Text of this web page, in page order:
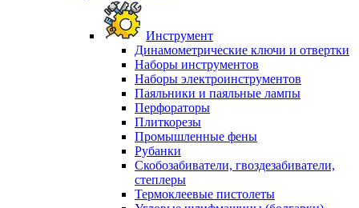
Инструмент
Динамометрические ключи и отвертки
Наборы инструментов
Наборы электроинструментов
Паяльники и паяльные лампы
Перфораторы
Плиткорезы
Промышленные фены
Рубанки
Скобозабиватели, гвоздезабиватели,
степлеры
Термоклеевые пистолеты